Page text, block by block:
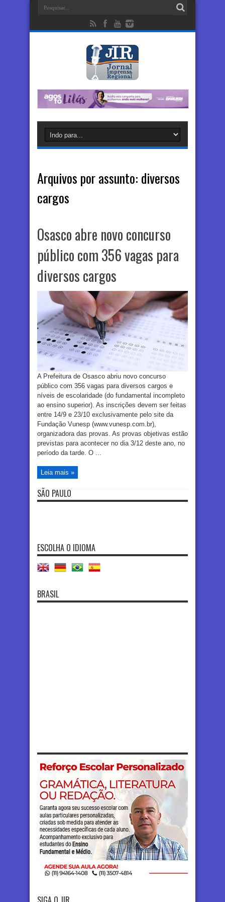
Arquivos por assunto: diversos
cargos
Osasco abre novo concurso
público com 356 vagas para
diversos cargos
A Prefeitura de Osasco abriu novo concurso
público com 356 vagas para diversos cargos e
níveis de escolaridade (do fundamental incompleto
ao ensino superior). As inscrições devem ser feitas
entre 14/9 e 23/10 exclusivamente pelo site da
Fundação Vunesp (www.vunesp.com.br),
organizadora das provas. As provas objetivas estão
previstas para acontecer no dia 3/12 deste ano, no
período da tarde. O ...
Leia mais »
SÃO PAULO
ESCOLHA O IDIOMA
BRASIL